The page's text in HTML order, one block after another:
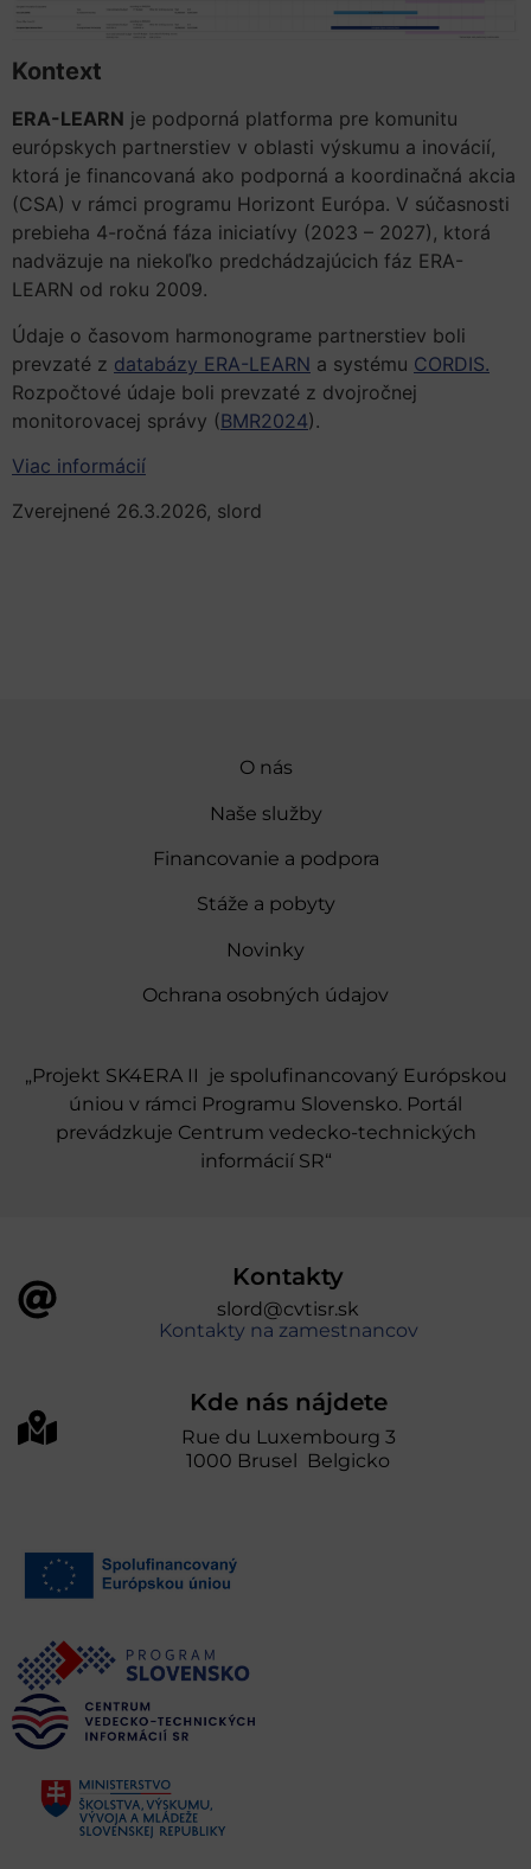
Kontext
ERA-LEARN je podporná platforma pre komunitu
európskych partnerstiev v oblasti výskumu a inovácií,
ktorá je financovaná ako podporná a koordinačná akcia
(CSA) v rámci programu Horizont Európa. V súčasnosti
prebieha 4-ročná fáza iniciatívy (2023 – 2027), ktorá
nadväzuje na niekoľko predchádzajúcich fáz ERA-
LEARN od roku 2009.
Údaje o časovom harmonograme partnerstiev boli
prevzaté z databázy ERA-LEARN a systému CORDIS.
Rozpočtové údaje boli prevzaté z dvojročnej
monitorovacej správy (BMR2024).
Viac informácií
Zverejnené 26.3.2026, slord
O nás
Naše služby
Financovanie a podpora
Stáže a pobyty
Novinky
Ochrana osobných údajov
„Projekt SK4ERA II je spolufinancovaný Európskou
úniou v rámci Programu Slovensko. Portál
prevádzkuje Centrum vedecko-technických
informácií SR“
Kontakty
slord@cvtisr.sk
Kontakty na zamestnancov
Kde nás nájdete
Rue du Luxembourg 3
1000 Brusel Belgicko